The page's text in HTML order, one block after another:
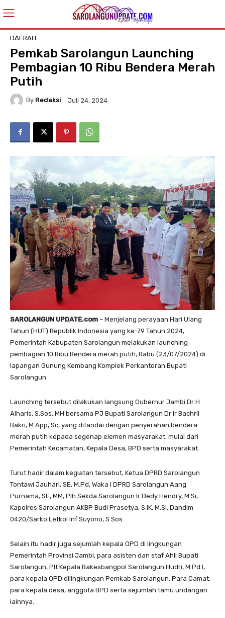
DAERAH
Pemkab Sarolangun Launching
Pembagian 10 Ribu Bendera Merah
Putih
By Redaksi Juli 24, 2024
SAROLANGUN UPDATE.com – Menjelang perayaan Hari Ulang
Tahun (HUT) Republik Indonesia yang ke-79 Tahun 2024,
Pemerintah Kabupaten Sarolangun melakukan launching
pembagian 10 Ribu Bendera merah putih, Rabu (23/07/2024) di
lapangan Gunung Kembang Komplek Perkantoran Bupati
Sarolangun.
Launching tersebut dilakukan langsung Gubernur Jambi Dr H
Alharis, S.Sos, MH bersama PJ Bupati Sarolangun Dr Ir Bachril
Bakri, M.App, Sc, yang ditandai dengan penyerahan bendera
merah putih kepada segenap elemen masyarakat, mulai dari
Pemerintah Kecamatan, Kepala Desa, BPD serta masyarakat.
Turut hadir dalam kegiatan tersebut, Ketua DPRD Sarolangun
Tontawi Jauhari, SE, M.Pd, Waka I DPRD Sarolangun Aang
Purnama, SE, MM, Plh Sekda Sarolangun Ir Dedy Hendry, M.Si,
Kapolres Sarolangun AKBP Budi Prasetya, S.IK, M.Si, Dandim
0420/Sarko Letkol Inf Suyono, S.Sos.
Selain itu hadir juga sejumlah kepala OPD di lingkungan
Pemerintah Provinsi Jambi, para asisten dan staf Ahli Bupati
Sarolangun, Plt Kepala Bakesbangpol Sarolangun Hudri, M.Pd.I,
para kepala OPD dilingkungan Pemkab Sarolangun, Para Camat,
para kepala desa, anggota BPD serta sejumlah tamu undangan
lainnya.